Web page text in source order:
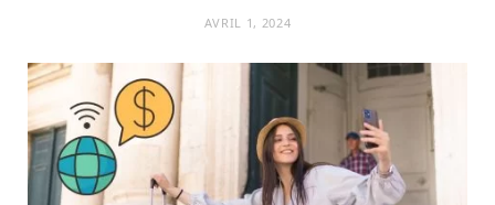
AVRIL 1, 2024